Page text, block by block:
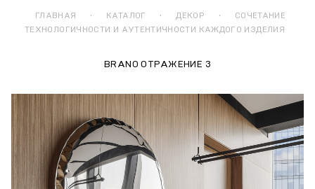
ГЛАВНАЯ · КАТАЛОГ · ДЕКОР ·
СОЧЕТАНИЕ
ТЕХНОЛОГИЧНОСТИ И АУТЕНТИЧНОСТИ КАЖДОГО ИЗДЕЛИЯ
BRANO ОТРАЖЕНИЕ 3